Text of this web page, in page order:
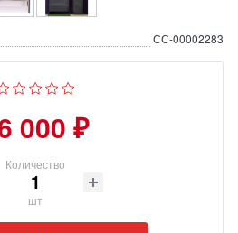
СС-00002283
000 ₽
Количество
шт